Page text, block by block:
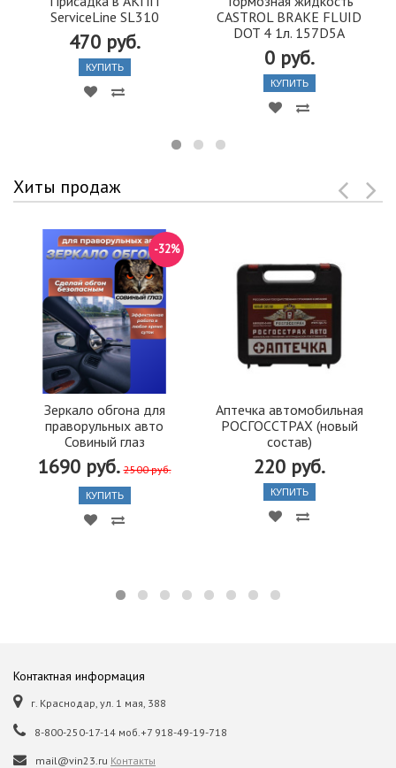
ServiceLine SL310
470 руб.
КУПИТЬ
CASTROL BRAKE FLUID
DOT 4 1л. 157D5A
0 руб.
КУПИТЬ
Хиты продаж
Зеркало обгона для
праворульных авто
Совиный глаз
1690 руб. 2500 руб.
-32%
КУПИТЬ
Аптечка автомобильная
РОСГОССТРАХ (новый
состав)
220 руб.
КУПИТЬ
Контактная информация
г. Краснодар, ул. 1 мая, 388
8-800-250-17-14 моб.+7 918-49-19-718
mail@vin23.ru Контакты